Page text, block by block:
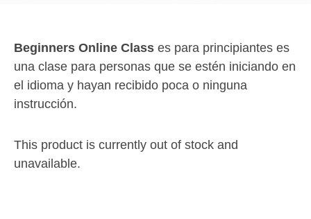
Beginners Online Class es para principiantes es
una clase para personas que se estén iniciando en
el idioma y hayan recibido poca o ninguna
instrucción.
This product is currently out of stock and
unavailable.